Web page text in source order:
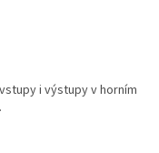
i výstupy v horním